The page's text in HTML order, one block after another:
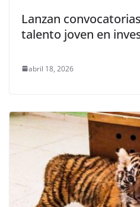
Lanzan
talento joven en
abril 18, 2026